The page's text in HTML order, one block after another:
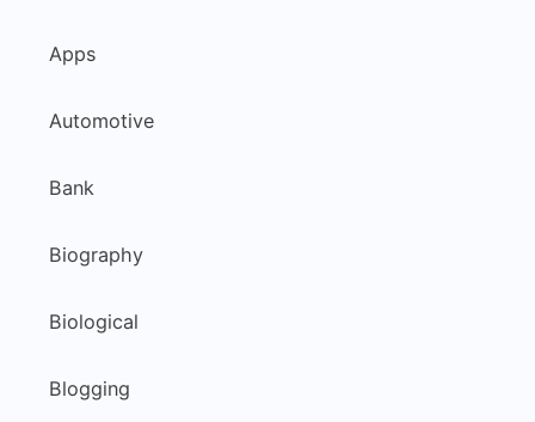
Apps
Automotive
Bank
Biography
Biological
Blogging